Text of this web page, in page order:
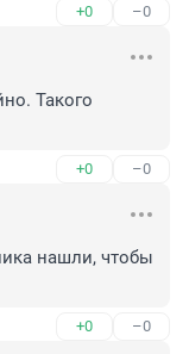
+0 –0
Такого
+0 –0
нашли, чтобы
+0 –0